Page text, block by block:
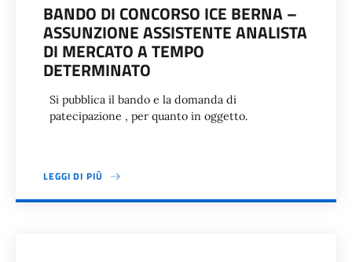
BANDO DI CONCORSO ICE BERNA –
ASSUNZIONE ASSISTENTE ANALISTA
DI MERCATO A TEMPO
DETERMINATO
Si pubblica il bando e la domanda di
patecipazione , per quanto in oggetto.
LEGGI DI PIÙ